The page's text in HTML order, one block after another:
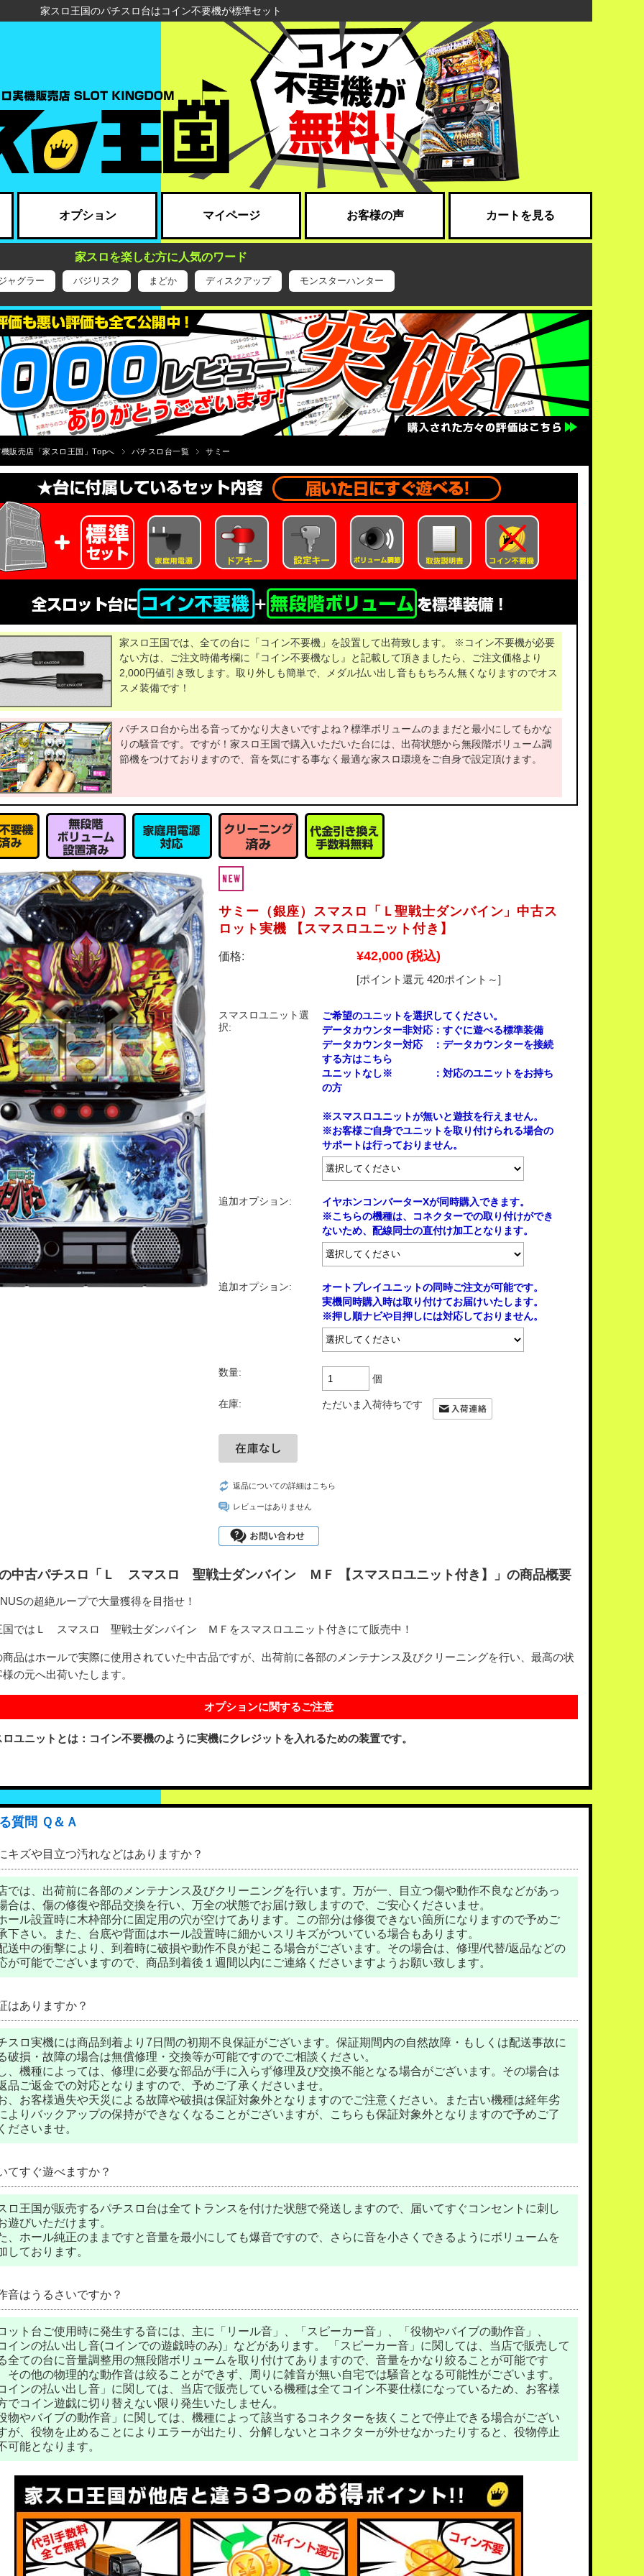
家スロ王国のパチスロ台はコイン不要機が標準セット
オプション マイページ お客様の声 カートを見る
家スロを楽しむ方に人気のワード
ャグラー バジリスク まどか ディスクアップ モンスターハンター
販売店「家スロ王国」Topへ パチスロ台一覧 サミー
家スロ王国では、全ての台に「コイン不要機」を設置して出荷致します。 ※コイン不要機が必要
ない方は、ご注文時備考欄に『コイン不要機なし』と記載して頂きましたら、ご注文価格より
2,000円値引き致します。取り外しも簡単で、メダル払い出し音ももちろん無くなりますのでオス
スメ装備です！
パチスロ台から出る音ってかなり大きいですよね？標準ボリュームのままだと最小にしてもかな
りの騒音です。ですが！家スロ王国で購入いただいた台には、出荷状態から無段階ボリューム調
節機をつけておりますので、音を気にする事なく最適な家スロ環境をご自身で設定頂けます。
サミー（銀座）スマスロ「Ｌ聖戦士ダンバイン」中古ス
ロット実機 【スマスロユニット付き】
価格: ¥42,000(税込)
[ポイント還元 420ポイント～]
スマスロユニット選
択:
ご希望のユニットを選択してください。
データカウンター非対応：すぐに遊べる標準装備
データカウンター対応 ：データカウンターを接続
する方はこちら
ユニットなし※ ：対応のユニットをお持ち
の方
※スマスロユニットが無いと遊技を行えません。
※お客様ご自身でユニットを取り付けられる場合の
サポートは行っておりません。
追加オプション:
イヤホンコンバーターXが同時購入できます。
※こちらの機種は、コネクターでの取り付けができ
ないため、配線同士の直付け加工となります。
追加オプション:
オートプレイユニットの同時ご注文が可能です。
実機同時購入時は取り付けてお届けいたします。
※押し順ナビや目押しには対応しておりません。
数量:
個
在庫: ただいま入荷待ちです
返品についての詳細はこちら
レビューはありません
中古パチスロ「Ｌ スマスロ 聖戦士ダンバイン ＭＦ 【スマスロユニット付き】」の商品概要
の超絶ループで大量獲得を目指せ！
国ではＬ スマスロ 聖戦士ダンバイン ＭＦをスマスロユニット付きにて販売中！
商品はホールで実際に使用されていた中古品ですが、出荷前に各部のメンテナンス及びクリーニングを行い、最高の状
の元へ出荷いたします。
オプションに関するご注意
ユニットとは：コイン不要機のように実機にクレジットを入れるための装置です。
質問 Ｑ＆Ａ
キズや目立つ汚れなどはありますか？
では、出荷前に各部のメンテナンス及びクリーニングを行います。万が一、目立つ傷や動作不良などがあっ
合は、傷の修復や部品交換を行い、万全の状態でお届け致しますので、ご安心くださいませ。
ール設置時に木枠部分に固定用の穴が空けてあります。この部分は修復できない箇所になりますので予めご
下さい。また、台底や背面はホール設置時に細かいスリキズがついている場合もあります。
送中の衝撃により、到着時に破損や動作不良が起こる場合がございます。その場合は、修理/代替/返品などの
が可能でございますので、商品到着後１週間以内にご連絡くださいますようお願い致します。
はありますか？
スロ実機には商品到着より7日間の初期不良保証がございます。保証期間内の自然故障・もしくは配送事故に
破損・故障の場合は無償修理・交換等が可能ですのでご相談ください。
、機種によっては、修理に必要な部品が手に入らず修理及び交換不能となる場合がございます。その場合は
品ご返金での対応となりますので、予めご了承くださいませ。
、お客様過失や天災による故障や破損は保証対象外となりますのでご注意ください。また古い機種は経年劣
よりバックアップの保持ができなくなることがございますが、こちらも保証対象外となりますので予めご了
ださいませ。
てすぐ遊べますか？
ロ王国が販売するパチスロ台は全てトランスを付けた状態で発送しますので、届いてすぐコンセントに刺し
遊びいただけます。
、ホール純正のままですと音量を最小にしても爆音ですので、さらに音を小さくできるようにボリュームを
しております。
音はうるさいですか？
ット台ご使用時に発生する音には、主に「リール音」、「スピーカー音」、「役物やバイブの動作音」、
コインの払い出し音(コインでの遊戯時のみ)」などがあります。 「スピーカー音」に関しては、当店で販売して
全ての台に音量調整用の無段階ボリュームを取り付けてありますので、音量をかなり絞ることが可能です
その他の物理的な動作音は絞ることができず、周りに雑音が無い自宅では騒音となる可能性がございます。
コインの払い出し音」に関しては、当店で販売している機種は全てコイン不要仕様になっているため、お客様
でコイン遊戯に切り替えない限り発生いたしません。
役物やバイブの動作音」に関しては、機種によって該当するコネクターを抜くことで停止できる場合がござい
が、役物を止めることによりエラーが出たり、分解しないとコネクターが外せなかったりすると、役物停止
可能となります。